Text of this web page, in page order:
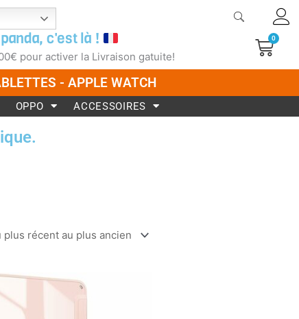
c'est là !
€ pour activer la Livraison gatuite!
0
- APPLE WATCH
OPPO ACCESSOIRES